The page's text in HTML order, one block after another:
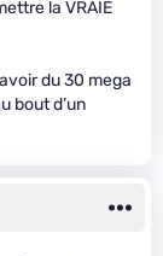
la VRAIE
du 30 mega
bout d’un